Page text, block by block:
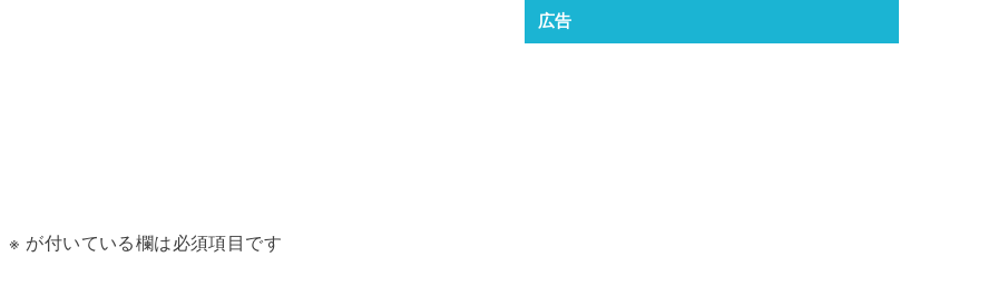
※ が付いている欄は必須項目です
広告